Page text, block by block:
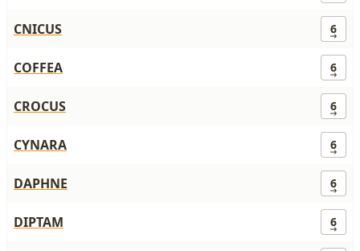
CNICUS 6
COFFEA 6
CROCUS 6
CYNARA 6
DAPHNE 6
DIPTAM 6